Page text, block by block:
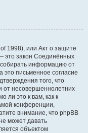
1998), или Акт о защите
это закон Соединённых
информацию от
письменное согласие
того, что
несовершеннолетних
ли это к вам, как к
конференции,
внимание, что phpBB
может давать
объектом